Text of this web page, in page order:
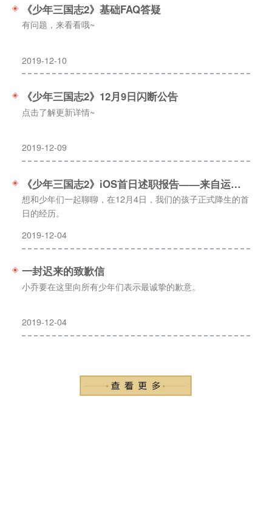
《少年三国志2》基础FAQ答疑
有问题，来看看哦~
2019-12-10
《少年三国志2》12月9日闪断公告
点击了解更新详情~
2019-12-09
《少年三国志2》iOS首日述职报告——来自运营团队
想和少年们一起聊聊，在12月4日，我们的孩子正式降生的首
日的经历。
2019-12-04
一封迟来的致歉信
小乔要在这里向所有少年们表示最诚挚的歉意。
2019-12-04